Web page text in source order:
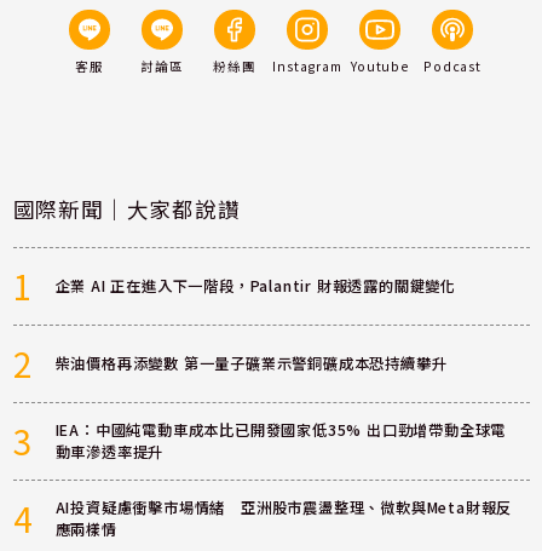
客服 討論區 粉絲團 Instagram Youtube Podcast
國際新聞｜大家都說讚
1 企業 AI 正在進入下一階段，Palantir 財報透露的關鍵變化
2 柴油價格再添變數 第一量子礦業示警銅礦成本恐持續攀升
3
IEA：中國純電動車成本比已開發國家低35% 出口勁增帶動全球電
動車滲透率提升
4
AI投資疑慮衝擊市場情緒 亞洲股市震盪整理、微軟與Meta財報反
應兩樣情